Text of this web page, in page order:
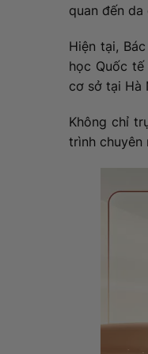
quan đến
Hiện tại,
học Quốc
cơ sở tại Hà
Không chỉ
trình